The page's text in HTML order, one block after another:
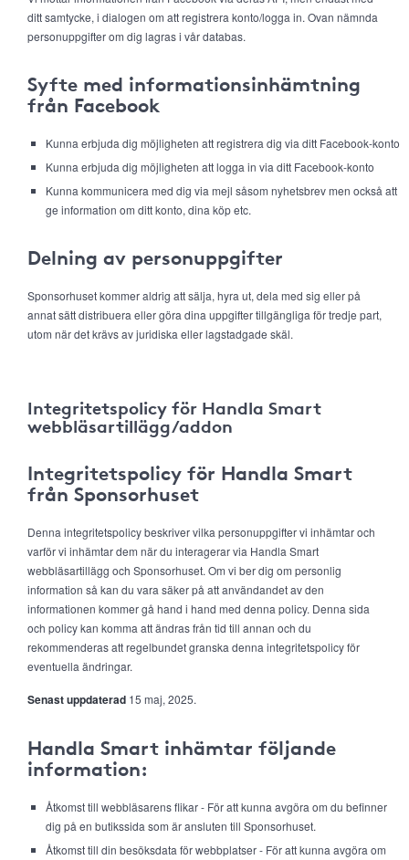
ditt samtycke, i dialogen om att registrera konto/logga in. Ovan nämnda
personuppgifter om dig lagras i vår databas.
Syfte med informationsinhämtning
från Facebook
Kunna erbjuda dig möjligheten att registrera dig via ditt Facebook-konto
Kunna erbjuda dig möjligheten att logga in via ditt Facebook-konto
Kunna kommunicera med dig via mejl såsom nyhetsbrev men också att
ge information om ditt konto, dina köp etc.
Delning av personuppgifter
Sponsorhuset kommer aldrig att sälja, hyra ut, dela med sig eller på
annat sätt distribuera eller göra dina uppgifter tillgängliga för tredje part,
utom när det krävs av juridiska eller lagstadgade skäl.
Integritetspolicy för Handla Smart
webbläsartillägg/addon
Integritetspolicy för Handla Smart
från Sponsorhuset
Denna integritetspolicy beskriver vilka personuppgifter vi inhämtar och
varför vi inhämtar dem när du interagerar via Handla Smart
webbläsartillägg och Sponsorhuset. Om vi ber dig om personlig
information så kan du vara säker på att användandet av den
informationen kommer gå hand i hand med denna policy. Denna sida
och policy kan komma att ändras från tid till annan och du
rekommenderas att regelbundet granska denna integritetspolicy för
eventuella ändringar.
Senast uppdaterad 15 maj, 2025.
Handla Smart inhämtar följande
information:
Åtkomst till webbläsarens flikar - För att kunna avgöra om du befinner
dig på en butikssida som är ansluten till Sponsorhuset.
Åtkomst till din besöksdata för webbplatser - För att kunna avgöra om